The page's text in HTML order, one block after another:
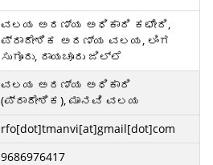
ವಲಯ ಅರಣ್ಯ ಅಧಿಕಾರಿ ಕಛೇರಿ,
ಪ್ರಾದೇಶಿಕ ಅರಣ್ಯ ವಲಯ, ಲಿಂಗ
ಸುಗೂರು, ರಾಯಚೂರು ಜಿಲ್ಲೆ
ವಲಯ ಅರಣ್ಯ ಅಧಿಕಾರಿ
(ಪ್ರಾದೇಶಿಕ), ಮಾನವಿ ವಲಯ
rfo[dot]tmanvi[at]gmail[dot]com
9686976417